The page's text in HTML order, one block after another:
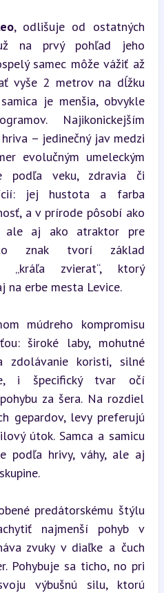
, odlišuje od ostatných
na prvý pohľad jeho
samec môže vážiť až
vyše 2 metrov na dĺžku
je menšia, obvykle
Najikonickejším
– jedinečný jav medzi
evolučným umeleckým
podľa veku, zdravia či
jej hustota a farba
a v prírode pôsobí ako
ale aj ako atraktor pre
znak tvorí základ
„kráľa zvierat“, ktorý
na erbe mesta Levice.
múdreho kompromisu
široké laby, mohutné
zdolávanie koristi, silné
i špecifický tvar očí
za šera. Na rozdiel
gepardov, levy preferujú
útok. Samca a samicu
podľa hrivy, váhy, ale aj
predátorskému štýlu
najmenší pohyb v
zvuky v diaľke a čuch
Pohybuje sa ticho, no pri
výbušnú silu, ktorú